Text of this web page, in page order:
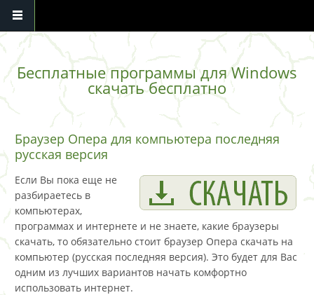
Перейти к основному содержанию
Бесплатные программы для Windows
скачать бесплатно
Браузер Опера для компьютера последняя
русская версия
Если Вы пока еще не
разбираетесь в
компьютерах,
программах и интернете и не знаете, какие браузеры
скачать, то обязательно стоит браузер Опера скачать на
компьютер (русская последняя версия). Это будет для Вас
одним из лучших вариантов начать комфортно
использовать интернет.